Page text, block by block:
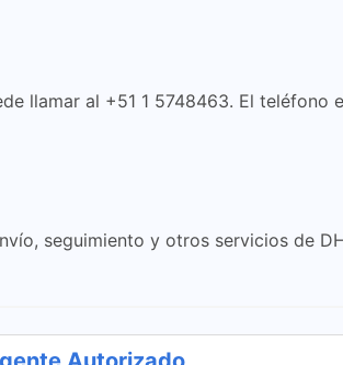
llamar al +51 1 5748463. El
seguimiento y otros servicios de